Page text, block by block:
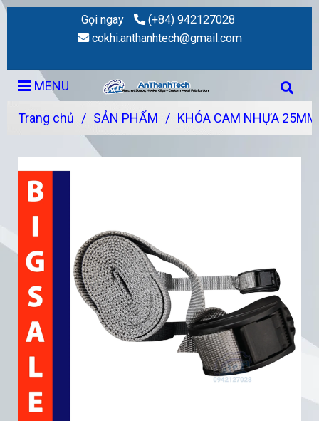
Gọi ngay
(+84) 942127028
cokhi.anthanhtech@gmail.com
MENU
Trang chủ / SẢN PHẨM / KHÓA CAM NHỰA